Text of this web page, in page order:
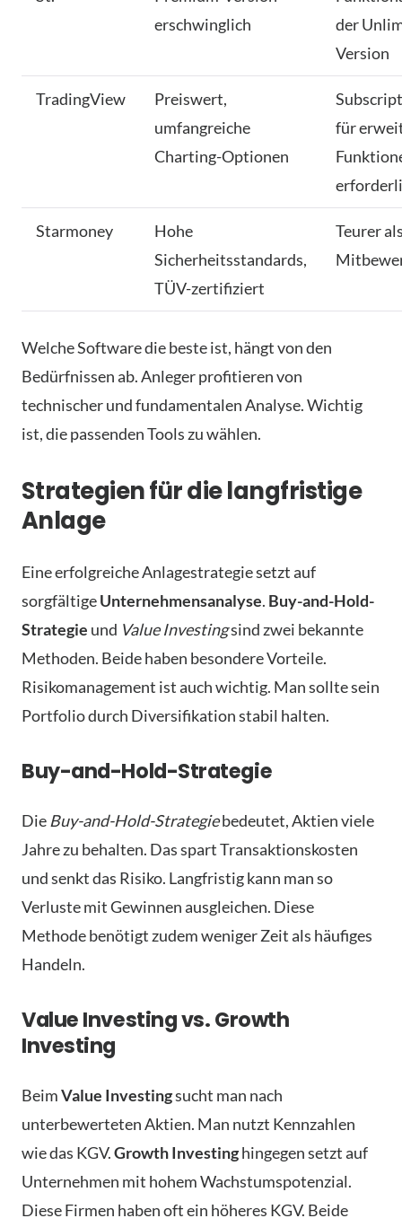
erschwinglich
der
Version
TradingView
Preiswert,
umfangreiche
Charting-Optionen
für
Starmoney
Hohe
Sicherheitsstandards,
TÜV-zertifiziert
Teurer
Welche Software die beste ist, hängt von den
Bedürfnissen ab. Anleger profitieren von
technischer und fundamentalen Analyse. Wichtig
ist, die passenden Tools zu wählen.
Strategien für die langfristige
Anlage
Eine erfolgreiche Anlagestrategie setzt auf
sorgfältigeUnternehmensanalyse. Buy-and-Hold-
Strategie und Value Investingsind zwei bekannte
Methoden. Beide haben besondere Vorteile.
Risikomanagement ist auch wichtig. Man sollte sein
Portfolio durch Diversifikation stabil halten.
Buy-and-Hold-Strategie
Die Buy-and-Hold-Strategiebedeutet, Aktien viele
Jahre zu behalten. Das spart Transaktionskosten
und senkt das Risiko. Langfristig kann man so
Verluste mit Gewinnen ausgleichen. Diese
Methode benötigt zudem weniger Zeit als häufiges
Handeln.
Value Investing vs. Growth
Investing
BeimValue Investingsucht man nach
unterbewerteten Aktien. Man nutzt Kennzahlen
wie das KGV.Growth Investinghingegen setzt auf
Unternehmen mit hohem Wachstumspotenzial.
Diese Firmen haben oft ein höheres KGV. Beide